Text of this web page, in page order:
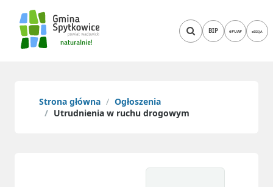
BIP ePUAP eSESJA
Strona główna
Ogłoszenia
Utrudnienia w ruchu drogowym